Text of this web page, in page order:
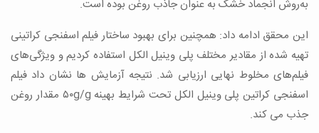
به‌روش انجماد خشک به عنوان جاذب روغن بوده است.
این محقق ادامه داد: همچنین برای بهبود ساختار فیلم اسفنجی کراتینی
تهیه شده از مقادیر مختلف پلی وینیل الکل استفاده کردیم و ویژگی‌های
فیلم‌های مخلوط نهایی ارزیابی شد. نتیجه آزمایش ها نشان داد فیلم
اسفنجی کراتین پلی وینیل الکل تحت شرایط بهینه ۵۰g/g مقدار روغن
جذب می کند.